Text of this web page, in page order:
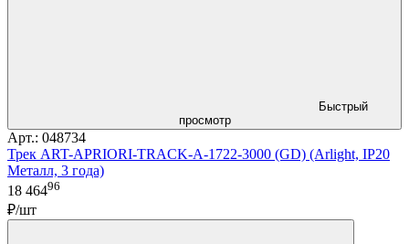
Быстрый
просмотр
Арт.: 048734
Трек ART-APRIORI-TRACK-A-1722-3000 (GD) (Arlight, IP20
Металл, 3 года)
18 46496
₽/шт